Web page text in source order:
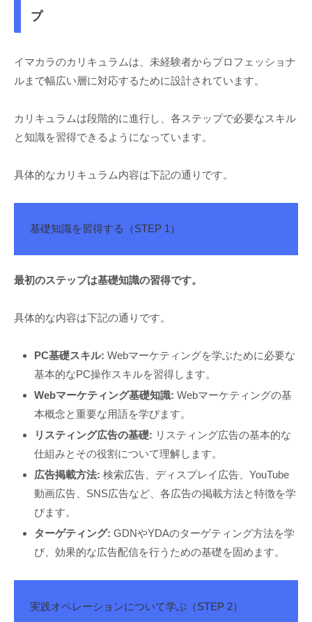
プ
イマカラのカリキュラムは、未経験者からプロフェッショナ
ルまで幅広い層に対応するために設計されています。
カリキュラムは段階的に進行し、各ステップで必要なスキル
と知識を習得できるようになっています。
具体的なカリキュラム内容は下記の通りです。
基礎知識を習得する（STEP 1）
最初のステップは基礎知識の習得です。
具体的な内容は下記の通りです。
PC基礎スキル: Webマーケティングを学ぶために必要な
基本的なPC操作スキルを習得します。
Webマーケティング基礎知識: Webマーケティングの基
本概念と重要な用語を学びます。
リスティング広告の基礎: リスティング広告の基本的な
仕組みとその役割について理解します。
広告掲載方法: 検索広告、ディスプレイ広告、YouTube
動画広告、SNS広告など、各広告の掲載方法と特徴を学
びます。
ターゲティング: GDNやYDAのターゲティング方法を学
び、効果的な広告配信を行うための基礎を固めます。
実践オペレーションについて学ぶ（STEP 2）